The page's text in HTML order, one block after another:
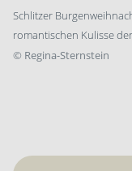
Schlitzer
romantischen Kulisse
© Regina-Sternstein